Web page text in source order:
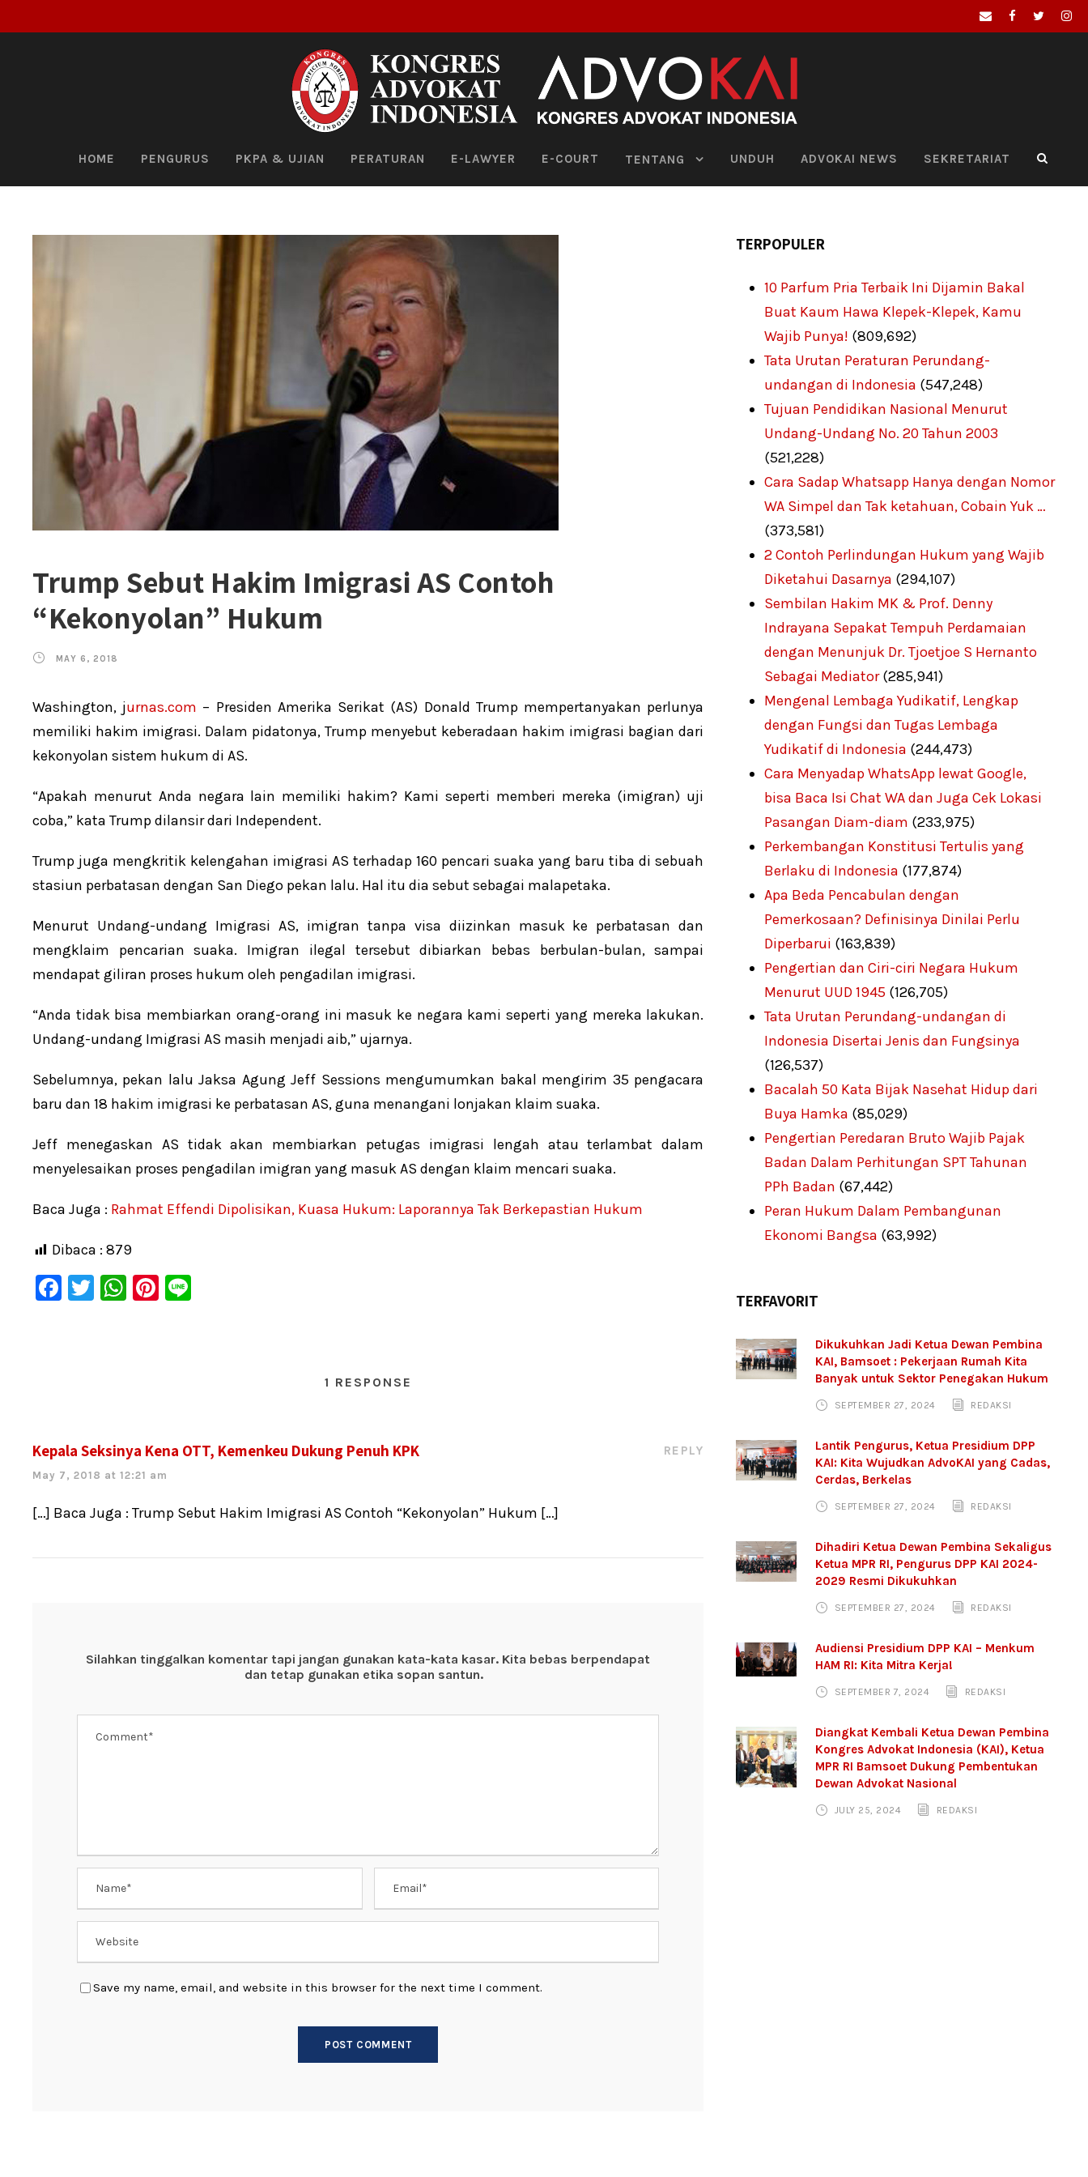
HOME PENGURUS PKPA & UJIAN PERATURAN E-LAWYER E-COURT TENTANG UNDUH ADVOKAI NEWS SEKRETARIAT
Trump Sebut Hakim Imigrasi AS Contoh
“Kekonyolan” Hukum
MAY 6, 2018
Washington, jurnas.com – Presiden Amerika Serikat (AS) Donald Trump mempertanyakan perlunya
memiliki hakim imigrasi. Dalam pidatonya, Trump menyebut keberadaan hakim imigrasi bagian dari
kekonyolan sistem hukum di AS.
“Apakah menurut Anda negara lain memiliki hakim? Kami seperti memberi mereka (imigran) uji
coba,” kata Trump dilansir dari Independent.
Trump juga mengkritik kelengahan imigrasi AS terhadap 160 pencari suaka yang baru tiba di sebuah
stasiun perbatasan dengan San Diego pekan lalu. Hal itu dia sebut sebagai malapetaka.
Menurut Undang-undang Imigrasi AS, imigran tanpa visa diizinkan masuk ke perbatasan dan
mengklaim pencarian suaka. Imigran ilegal tersebut dibiarkan bebas berbulan-bulan, sampai
mendapat giliran proses hukum oleh pengadilan imigrasi.
“Anda tidak bisa membiarkan orang-orang ini masuk ke negara kami seperti yang mereka lakukan.
Undang-undang Imigrasi AS masih menjadi aib,” ujarnya.
Sebelumnya, pekan lalu Jaksa Agung Jeff Sessions mengumumkan bakal mengirim 35 pengacara
baru dan 18 hakim imigrasi ke perbatasan AS, guna menangani lonjakan klaim suaka.
Jeff menegaskan AS tidak akan membiarkan petugas imigrasi lengah atau terlambat dalam
menyelesaikan proses pengadilan imigran yang masuk AS dengan klaim mencari suaka.
Baca Juga : Rahmat Effendi Dipolisikan, Kuasa Hukum: Laporannya Tak Berkepastian Hukum
Dibaca : 879
F
o
k
T
W
p
Pi
1 RESPONSE
Kepala Seksinya Kena OTT, Kemenkeu Dukung Penuh KPK
May 7, 2018 at 12:21 am
REPLY
[…] Baca Juga : Trump Sebut Hakim Imigrasi AS Contoh “Kekonyolan” Hukum […]
Silahkan tinggalkan komentar tapi jangan gunakan kata-kata kasar. Kita bebas berpendapat
dan tetap gunakan etika sopan santun.
Save my name, email, and website in this browser for the next time I comment.
TERPOPULER
10 Parfum Pria Terbaik Ini Dijamin Bakal
Buat Kaum Hawa Klepek-Klepek, Kamu
Wajib Punya! (809,692)
Tata Urutan Peraturan Perundang-
undangan di Indonesia (547,248)
Tujuan Pendidikan Nasional Menurut
Undang-Undang No. 20 Tahun 2003
(521,228)
Cara Sadap Whatsapp Hanya dengan Nomor
WA Simpel dan Tak ketahuan, Cobain Yuk …
(373,581)
2 Contoh Perlindungan Hukum yang Wajib
Diketahui Dasarnya (294,107)
Sembilan Hakim MK & Prof. Denny
Indrayana Sepakat Tempuh Perdamaian
dengan Menunjuk Dr. Tjoetjoe S Hernanto
Sebagai Mediator (285,941)
Mengenal Lembaga Yudikatif, Lengkap
dengan Fungsi dan Tugas Lembaga
Yudikatif di Indonesia (244,473)
Cara Menyadap WhatsApp lewat Google,
bisa Baca Isi Chat WA dan Juga Cek Lokasi
Pasangan Diam-diam (233,975)
Perkembangan Konstitusi Tertulis yang
Berlaku di Indonesia (177,874)
Apa Beda Pencabulan dengan
Pemerkosaan? Definisinya Dinilai Perlu
Diperbarui (163,839)
Pengertian dan Ciri-ciri Negara Hukum
Menurut UUD 1945 (126,705)
Tata Urutan Perundang-undangan di
Indonesia Disertai Jenis dan Fungsinya
(126,537)
Bacalah 50 Kata Bijak Nasehat Hidup dari
Buya Hamka (85,029)
Pengertian Peredaran Bruto Wajib Pajak
Badan Dalam Perhitungan SPT Tahunan
PPh Badan (67,442)
Peran Hukum Dalam Pembangunan
Ekonomi Bangsa (63,992)
TERFAVORIT
Dikukuhkan Jadi Ketua Dewan Pembina
KAI, Bamsoet : Pekerjaan Rumah Kita
Banyak untuk Sektor Penegakan Hukum
SEPTEMBER 27, 2024 REDAKSI
Lantik Pengurus, Ketua Presidium DPP
KAI: Kita Wujudkan AdvoKAI yang Cadas,
Cerdas, Berkelas
SEPTEMBER 27, 2024 REDAKSI
Dihadiri Ketua Dewan Pembina Sekaligus
Ketua MPR RI, Pengurus DPP KAI 2024-
2029 Resmi Dikukuhkan
SEPTEMBER 27, 2024 REDAKSI
Audiensi Presidium DPP KAI – Menkum
HAM RI: Kita Mitra Kerja!
SEPTEMBER 7, 2024 REDAKSI
Diangkat Kembali Ketua Dewan Pembina
Kongres Advokat Indonesia (KAI), Ketua
MPR RI Bamsoet Dukung Pembentukan
Dewan Advokat Nasional
JULY 25, 2024 REDAKSI